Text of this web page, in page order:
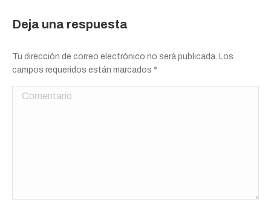
Deja una respuesta
Tu dirección de correo electrónico no será publicada. Los
campos requeridos están marcados *
Comentario